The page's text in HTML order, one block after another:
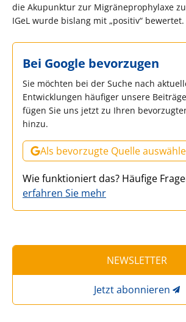
die Akupunktur zur Migräneprophylaxe
IGeL wurde bislang mit „positiv“ bewertet.
Bei Google bevorzugen
Sie möchten bei der Suche nach
Entwicklungen häufiger unsere
fügen Sie uns jetzt zu Ihren
hinzu.
Als bevorzugte Quelle
Wie funktioniert das? Häufige
erfahren Sie mehr
NEWSLETTER
Jetzt abonnieren